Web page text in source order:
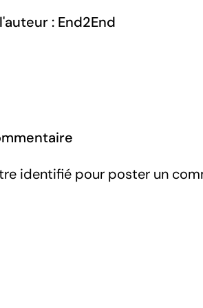
: End2End
identifié pour poster un